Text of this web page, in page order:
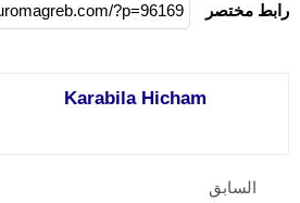
رابط مختصر
Karabila Hicham
السابق